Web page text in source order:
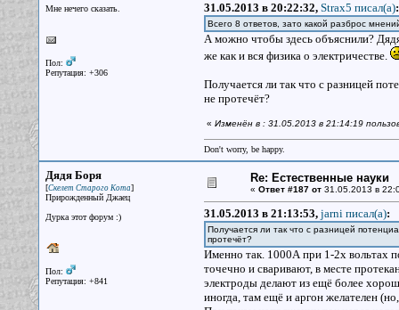
Мне нечего сказать.
Пол:
Репутация: +306
31.05.2013 в 20:22:32, Strax5 писал(a):
Всего 8 ответов, зато какой разброс
А можно чтобы здесь объяснили?
же как и вся физика о электричестве.
Получается ли так что с разницей
не протечёт?
« Изменён в : 31.05.2013 в 21:14:19
Don't worry, be happy.
Дядя Боря
[Скелет Старого Кота]
Прирожденный Джаец
Дурка этот форум :)
Пол:
Репутация: +841
Re: Естественные науки
« Ответ #187 от31.05.2013 в
31.05.2013 в 21:13:53, jarni писал(a):
Получается ли так что с разницей
протечёт?
Именно так. 1000А при 1-2х вольтах
точечно и сваривают, в месте
электроды делают из ещё более
иногда, там ещё и аргон желателен